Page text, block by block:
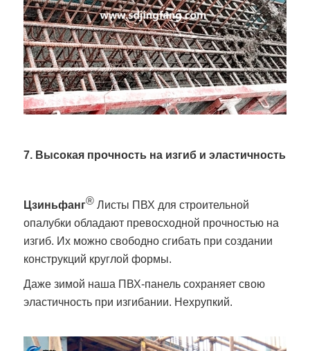
7. Высокая прочность на изгиб и эластичность
Цзиньфанг® Листы ПВХ для строительной
опалубки обладают превосходной прочностью на
изгиб. Их можно свободно сгибать при создании
конструкций круглой формы.
Даже зимой наша ПВХ-панель сохраняет свою
эластичность при изгибании. Нехрупкий.